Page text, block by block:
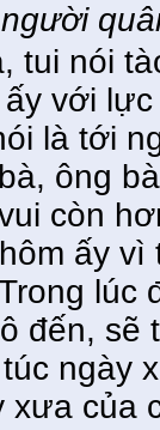
tui nói
ấy với
là tới
ông
còn
ấy
lúc
đến, sẽ
ngày
xưa của